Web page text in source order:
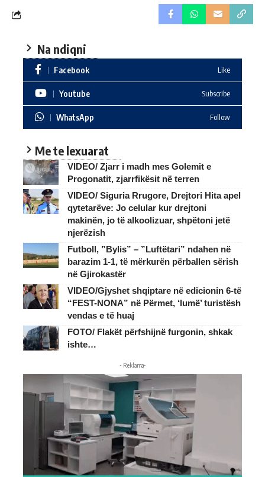
Na ndiqni
Facebook Like
Youtube Subscribe
WhatsApp Follow
Me te lexuarat
VIDEO/ Zjarr i madh mes Golemit e
Progonatit, zjarrfikësit në terren
VIDEO/ Siguria Rrugore, Drejtori Hita apel
qytetarëve: Jo celular kur drejtoni
makinën, jo të alkoolizuar, shpëtoni jetë
njerëzish
Futboll, ”Bylis” – ”Luftëtari” ndahen në
barazim 1-1, të mërkurën përballen sërish
në Gjirokastër
VIDEO/Gjyshet shqiptare në edicionin 6-të
“FEST-NONA” në Përmet, ‘lumë’ turistësh
vendas e të huaj
FOTO/ Flakët përfshijnë furgonin, shkak
ishte…
- Reklama-